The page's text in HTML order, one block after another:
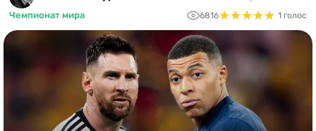
ЛЧ
ЛЕ
ЧЕ-2028
Букмекеры
Казино
Чемпионат мира
6816★★★★★
★★★★★ 1 голос